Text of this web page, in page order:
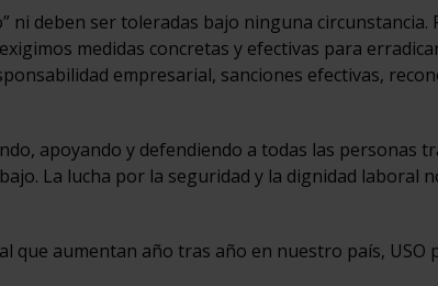
ni deben ser toleradas bajo ninguna circunstancia.
medidas concretas y efectivas para
empresarial, sanciones efectivas,
apoyando y defendiendo a todas las personas
La lucha por la seguridad y la dignidad laboral
que aumentan año tras año en nuestro país, USO